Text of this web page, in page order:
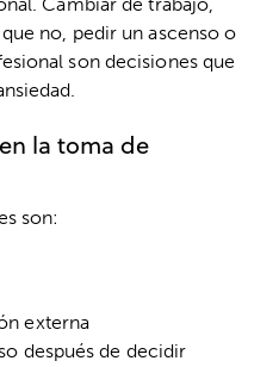
Cambiar de trabajo,
no, pedir un ascenso o
son decisiones que
la toma de
son:
externa
después de decidir